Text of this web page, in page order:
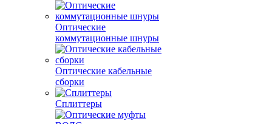
Оптические
коммутационные шнуры
Оптические кабельные
сборки
Сплиттеры